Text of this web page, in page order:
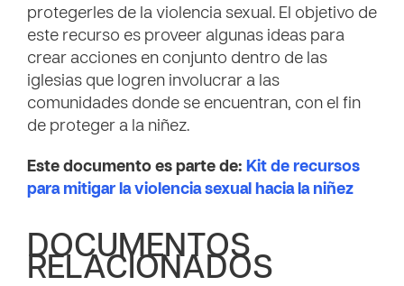
protegerles de la violencia sexual. El objetivo de
este recurso es proveer algunas ideas para
crear acciones en conjunto dentro de las
iglesias que logren involucrar a las
comunidades donde se encuentran, con el fin
de proteger a la niñez.
Este documento es parte de: Kit de recursos
para mitigar la violencia sexual hacia la niñez
DOCUMENTOS
RELACIONADOS